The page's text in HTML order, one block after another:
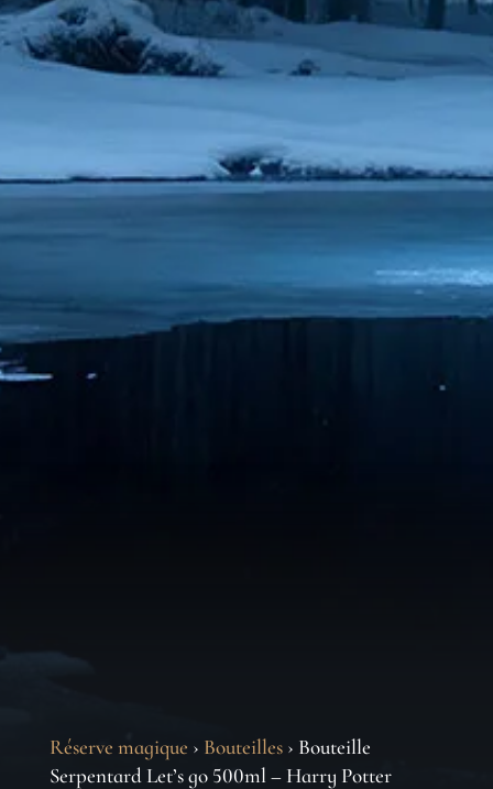
Réserve magique › Bouteilles› Bouteille
Serpentard Let’s go 500ml – Harry Potter